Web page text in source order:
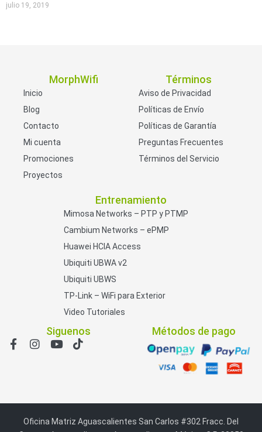
julio 19, 2019
MorphWifi
Inicio
Blog
Contacto
Mi cuenta
Promociones
Proyectos
Términos
Aviso de Privacidad
Políticas de Envío
Políticas de Garantía
Preguntas Frecuentes
Términos del Servicio
Entrenamiento
Mimosa Networks – PTP y PTMP
Cambium Networks – ePMP
Huawei HCIA Access
Ubiquiti UBWA v2
Ubiquiti UBWS
TP-Link – WiFi para Exterior
Video Tutoriales
Siguenos Métodos de pago
Oficina Matriz Aguascalientes San Carlos #302 Fracc. Del